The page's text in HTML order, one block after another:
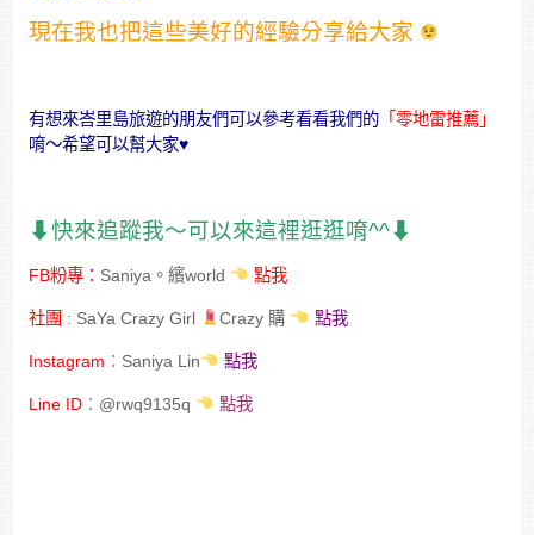
現在我也把這些美好的經驗分享給大家
有想來峇里島旅遊的朋友們可以參考看看我們的「零地雷推薦」
唷～希望可以幫大家♥
⬇︎快來追蹤我～可以來這裡逛逛唷^^⬇︎
FB粉專： Saniya。繽world 點我
社團 : SaYa Crazy Girl Crazy 購 點我
Instagram ： Saniya Lin 點我
Line ID： @rwq9135q 點我